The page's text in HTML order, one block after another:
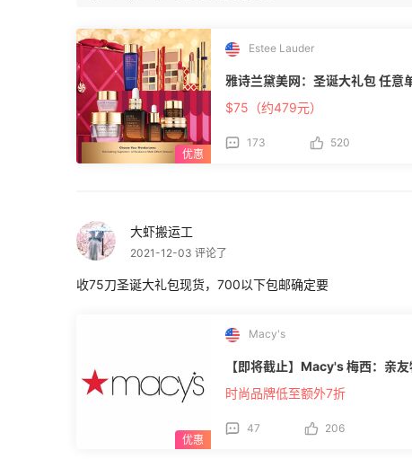
Estee Lauder
雅诗兰黛美
$75（约479元）
173 520
大虾搬运工
2021-12-03 评论了
收75刀圣诞大礼包现货，700以下包邮确定要
Macy's
【即将截止】Macy's 梅西：亲
时尚品牌低至额外7折
47 206